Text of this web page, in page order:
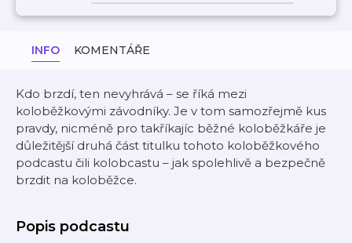
INFO KOMENTÁŘE
Kdo brzdí, ten nevyhrává – se říká mezi
koloběžkovými závodníky. Je v tom samozřejmě kus
pravdy, nicméně pro takříkajíc běžné koloběžkáře je
důležitější druhá část titulku tohoto koloběžkového
podcastu čili kolobcastu – jak spolehlivě a bezpečně
brzdit na koloběžce.
Popis podcastu